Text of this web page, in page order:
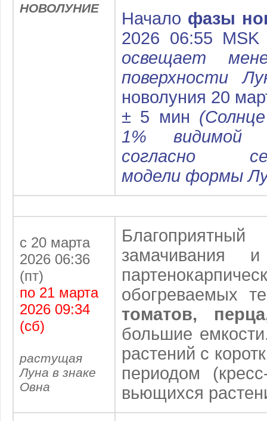
НОВОЛУНИЕ
Начало фазы
2026 06:55
освещает
поверхности
новолуния 20
± 5 мин
1% видимой
согласно
модели формы
с 20 марта
2026 06:36
(пт)
по 21 марта
2026 09:34
(сб)
растущая
Луна в знаке
Овна
замачивания
обогреваемых
томатов,
большие
растений с
периодом
вьющихся